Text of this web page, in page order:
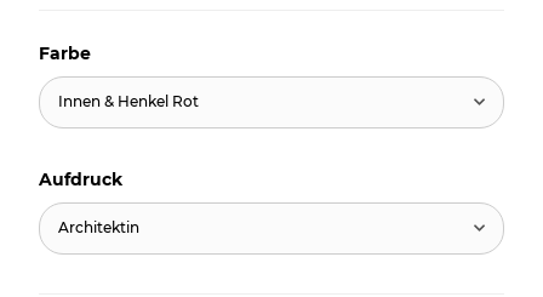
Farbe
Innen & Henkel Rot
Aufdruck
Architektin